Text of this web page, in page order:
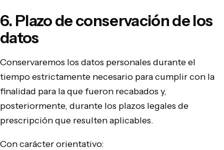
6. Plazo de conservación de los
datos
Conservaremos los datos personales durante el
tiempo estrictamente necesario para cumplir con la
finalidad para la que fueron recabados y,
posteriormente, durante los plazos legales de
prescripción que resulten aplicables.
Con carácter orientativo: